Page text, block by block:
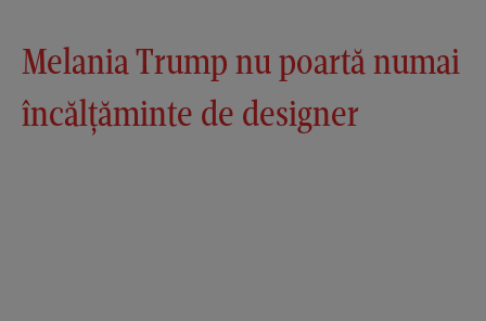
Melania Trump nu poartă numai
încălțăminte de designer